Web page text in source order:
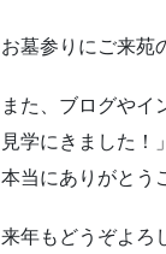
お墓参りにご来苑
また、ブログやイ
見学にきました！
本当にありがとう
来年もどうぞよろ